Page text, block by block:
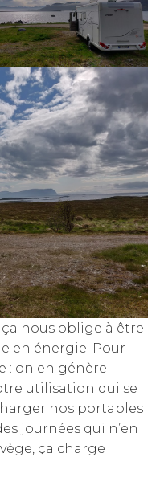
ça nous oblige à être
en énergie. Pour
: on en génère
utilisation qui se
nos portables
journées qui n’en
ça charge